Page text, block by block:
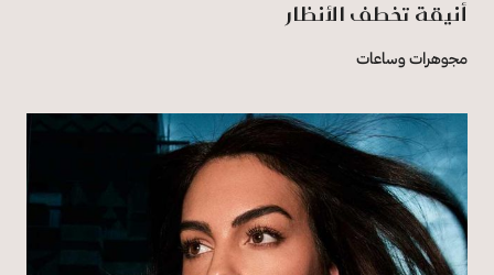
أنيقة تخطف الأنظار
مجوهرات وساعات